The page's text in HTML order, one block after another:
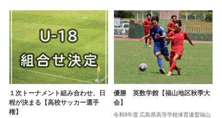
１次トーナメント組み合わせ、日
程が決まる【高校サッカー選手
権】
優勝 英数学館【福山地区秋季大
会】
令和8年度 広島県高等学校体育連盟福山